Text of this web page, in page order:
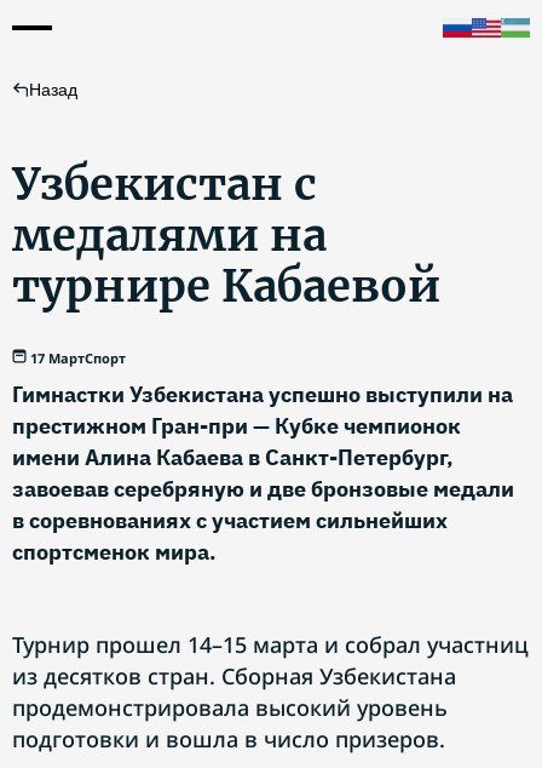
Назад
Узбекистан с
медалями на
турнире Кабаевой
17 МартСпорт
Гимнастки Узбекистана успешно выступили на
престижном Гран-при — Кубке чемпионок
имени Алина Кабаева в Санкт-Петербург,
завоевав серебряную и две бронзовые медали
в соревнованиях с участием сильнейших
спортсменок мира.
Турнир прошел 14–15 марта и собрал участниц
из десятков стран. Сборная Узбекистана
продемонстрировала высокий уровень
подготовки и вошла в число призеров.